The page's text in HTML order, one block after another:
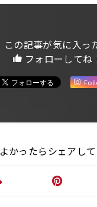
この記事が気に入っ
フォローしてね
よかったらシェアして